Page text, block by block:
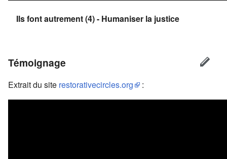
Ils font autrement (4) - Humaniser la justice
Témoignage
Extrait du site restorativecircles.org :